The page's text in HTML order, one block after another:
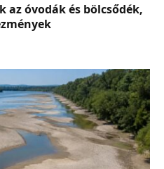
az óvodák és bölcsődék,